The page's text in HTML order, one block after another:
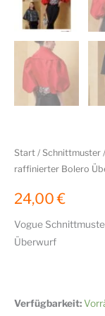
Start / Schnittmuster /
raffinierter Bolero
24,00€
Vogue
Überwurf
Verfügbarkeit: